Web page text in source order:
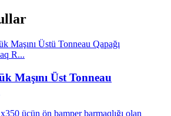
Maşını Üst Tonneau